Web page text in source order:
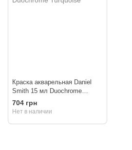
Краска акварельная Daniel
Smith 15 мл Duochrome
Turquoise
704 грн
Нет в наличии